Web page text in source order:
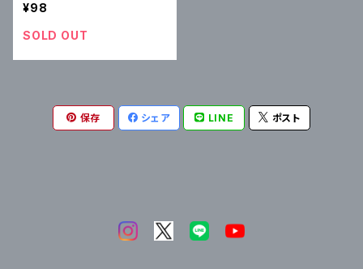
¥98
SOLD OUT
保存 シェア LINE ポスト